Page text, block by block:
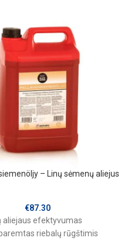
– Linų sėmenų aliejus
€87.30
aliejaus efektyvumas
riebalų rūgštimis